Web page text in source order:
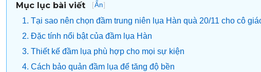
Mục lục bài viết [Ẩn]
1. Tại sao nên chọn đầm trung niên lụa Hàn quà 20/11 cho cô
2. Đặc tính nổi bật của đầm lụa Hàn
3. Thiết kế đầm lụa phù hợp cho mọi sự kiện
4. Cách bảo quản đầm lụa để tăng độ bền